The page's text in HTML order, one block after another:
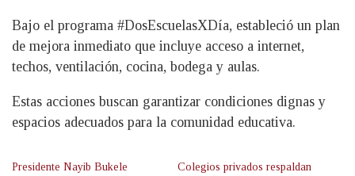
Bajo el programa #DosEscuelasXDía, estableció un plan
de mejora inmediato que incluye acceso a internet,
techos, ventilación, cocina, bodega y aulas.
Estas acciones buscan garantizar condiciones dignas y
espacios adecuados para la comunidad educativa.
Presidente Nayib Bukele
Colegios privados respaldan